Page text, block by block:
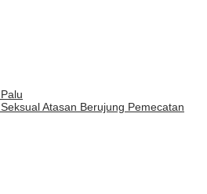
Atasan Berujung Pemecatan